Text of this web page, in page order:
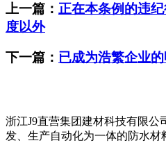
上一篇： 正在本条例的违
度以外
下一篇： 已成为浩繁企业的
浙江J9直营集团建材科技有限公
发、生产自动化为一体的防水